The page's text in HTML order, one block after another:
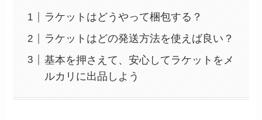
ラケットはどうやって梱包する？
ラケットはどの発送方法を使えば良い？
基本を押さえて、安心してラケットをメ
ルカリに出品しよう